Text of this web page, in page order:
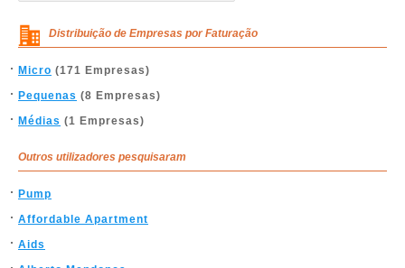
Distribuição de Empresas por Faturação
Micro (171 Empresas)
Pequenas (8 Empresas)
Médias (1 Empresas)
Outros utilizadores pesquisaram
Pump
Affordable Apartment
Aids